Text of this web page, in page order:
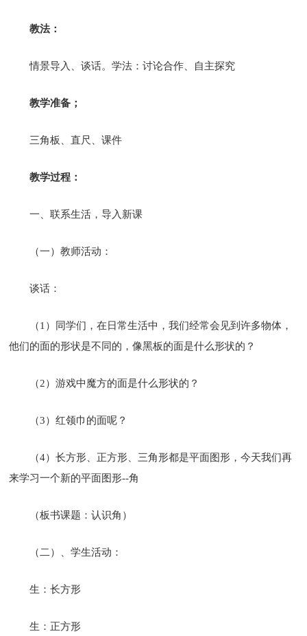
教法：
情景导入、谈话。学法：讨论合作、自主探究
教学准备；
三角板、直尺、课件
教学过程：
一、联系生活，导入新课
（一）教师活动：
谈话：
（1）同学们，在日常生活中，我们经常会见到许多物体，
他们的面的形状是不同的，像黑板的面是什么形状的？
（2）游戏中魔方的面是什么形状的？
（3）红领巾的面呢？
（4）长方形、正方形、三角形都是平面图形，今天我们再
来学习一个新的平面图形--角
（板书课题：认识角）
（二）、学生活动：
生：长方形
生：正方形